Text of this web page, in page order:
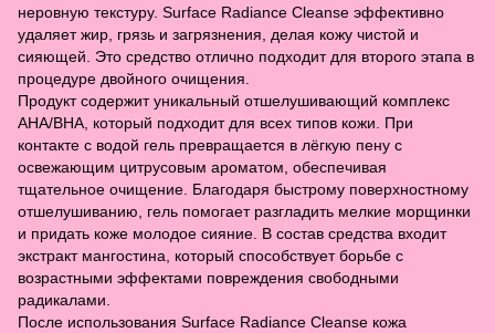
неровную текстуру. Surface Radiance Cleanse эффективно
удаляет жир, грязь и загрязнения, делая кожу чистой и
сияющей. Это средство отлично подходит для второго этапа в
процедуре двойного очищения.
Продукт содержит уникальный отшелушивающий комплекс
AHA/BHA, который подходит для всех типов кожи. При
контакте с водой гель превращается в лёгкую пену с
освежающим цитрусовым ароматом, обеспечивая
тщательное очищение. Благодаря быстрому поверхностному
отшелушиванию, гель помогает разгладить мелкие морщинки
и придать коже молодое сияние. В состав средства входит
экстракт мангостина, который способствует борьбе с
возрастными эффектами повреждения свободными
радикалами.
После использования Surface Radiance Cleanse кожа